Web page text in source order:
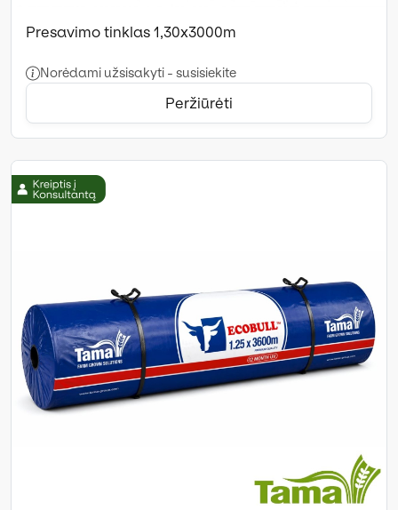
Presavimo tinklas 1,30x3000m
Norėdami užsisakyti - susisiekite
Peržiūrėti